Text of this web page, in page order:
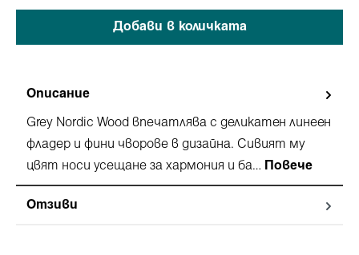
Добави в количката
Описание
Grey Nordic Wood впечатлява с деликатен линеен
фладер и фини чворове в дизайна. Сивият му
цвят носи усещане за хармония и ба… Повече
Отзиви